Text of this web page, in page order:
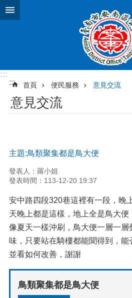
跳到主要內容區塊
:::
:::
首頁 便民服務 意見交流
意見交流
主題:鳥類聚集都是鳥大便
發表人：羅小姐
發表時間：113-12-20 19:37
安中路四段320巷這裡有一段，晚
天晚上都是這樣，地上全是鳥大
像夏天一樣沖刷，鳥大便一層一層
味，只要站在騎樓都能聞得到，能
並看如何改善，謝謝
鳥類聚集都是鳥大便